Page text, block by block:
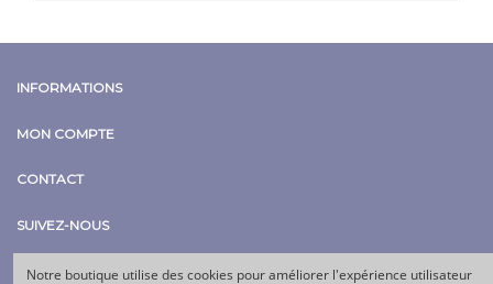
INFORMATIONS
MON COMPTE
CONTACT
SUIVEZ-NOUS
Notre boutique utilise des cookies pour améliorer l'expérience utilisateur